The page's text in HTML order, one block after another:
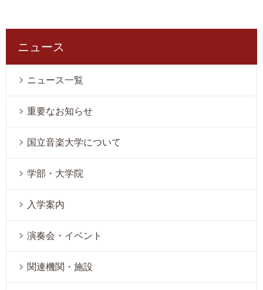
ニュース
ニュース一覧
重要なお知らせ
国立音楽大学について
学部・大学院
入学案内
演奏会・イベント
関連機関・施設